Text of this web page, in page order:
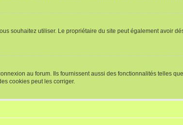
souhaitez utiliser. Le propriétaire du site peut également avoir
au forum. Ils fournissent aussi des fonctionnalités telles
cookies peut les corriger.